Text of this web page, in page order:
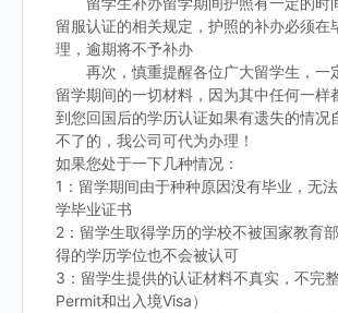
留服认证的相关规定，护照的补办必须在
理，逾期将不予补办
再次，慎重提醒各位广大留学生，一
留学期间的一切材料，因为其中任何一样
到您回国后的学历认证如果有遗失的情况
不了的，我公司可代为办理！
如果您处于一下几种情况：
1：留学期间由于种种原因没有毕业，无
学毕业证书
2：留学生取得学历的学校不被国家教育
得的学历学位也不会被认可
3：留学生提供的认证材料不真实，不完
Permit和出入境Visa）